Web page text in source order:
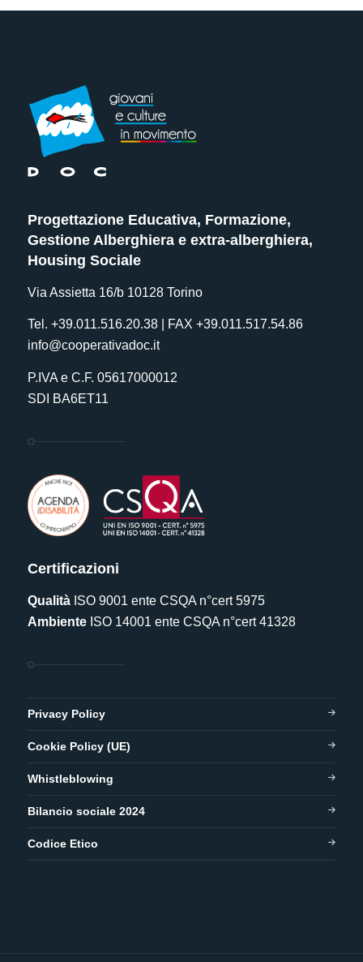
Progettazione Educativa, Formazione,
Gestione Alberghiera e extra-alberghiera,
Housing Sociale
Via Assietta 16/b 10128 Torino
Tel. +39.011.516.20.38 | FAX +39.011.517.54.86
info@cooperativadoc.it
P.IVA e C.F. 05617000012
SDI BA6ET11
Certificazioni
QualitàISO 9001 ente CSQA n°cert 5975
AmbienteISO 14001 ente CSQA n°cert 41328
Privacy Policy
Cookie Policy (UE)
Whistleblowing
Bilancio sociale 2024
Codice Etico